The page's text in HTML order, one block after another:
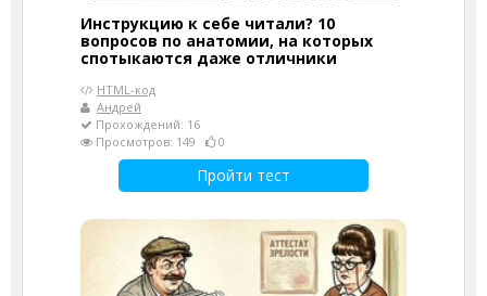
Инструкцию к себе читали? 10
вопросов по анатомии, на которых
спотыкаются даже отличники
HTML-код
Андрей
Прохождений: 16
Просмотров: 149
0
Пройти тест